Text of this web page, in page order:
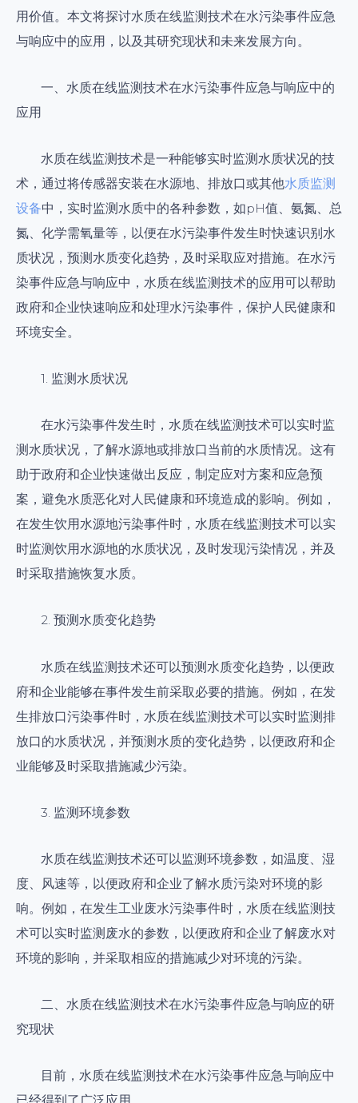
用价值。本文将探讨水质在线监测技术在水污染事件应急
与响应中的应用，以及其研究现状和未来发展方向。
一、水质在线监测技术在水污染事件应急与响应中的
应用
水质在线监测技术是一种能够实时监测水质状况的技
术，通过将传感器安装在水源地、排放口或其他水质监测
设备中，实时监测水质中的各种参数，如pH值、氨氮、总
氮、化学需氧量等，以便在水污染事件发生时快速识别水
质状况，预测水质变化趋势，及时采取应对措施。在水污
染事件应急与响应中，水质在线监测技术的应用可以帮助
政府和企业快速响应和处理水污染事件，保护人民健康和
环境安全。
1. 监测水质状况
在水污染事件发生时，水质在线监测技术可以实时监
测水质状况，了解水源地或排放口当前的水质情况。这有
助于政府和企业快速做出反应，制定应对方案和应急预
案，避免水质恶化对人民健康和环境造成的影响。例如，
在发生饮用水源地污染事件时，水质在线监测技术可以实
时监测饮用水源地的水质状况，及时发现污染情况，并及
时采取措施恢复水质。
2. 预测水质变化趋势
水质在线监测技术还可以预测水质变化趋势，以便政
府和企业能够在事件发生前采取必要的措施。例如，在发
生排放口污染事件时，水质在线监测技术可以实时监测排
放口的水质状况，并预测水质的变化趋势，以便政府和企
业能够及时采取措施减少污染。
3. 监测环境参数
水质在线监测技术还可以监测环境参数，如温度、湿
度、风速等，以便政府和企业了解水质污染对环境的影
响。例如，在发生工业废水污染事件时，水质在线监测技
术可以实时监测废水的参数，以便政府和企业了解废水对
环境的影响，并采取相应的措施减少对环境的污染。
二、水质在线监测技术在水污染事件应急与响应的研
究现状
目前，水质在线监测技术在水污染事件应急与响应中